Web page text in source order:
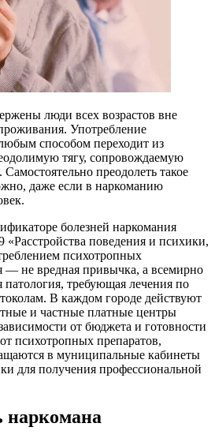
люди всех возрастов вне
Употребление
способом переходит из
тягу, сопровождаемую
преодолеть такое
даже если в наркоманию
болезней наркомания
«Расстройства поведения и психики,
психотропных
— не вредная привычка, а всемирно
патология, требующая лечения по
В каждом городе действуют
и частные платные центры
от бюджета и готовности
психотропных препаратов,
в муниципальные кабинеты
для получения профессиональной
наркомана